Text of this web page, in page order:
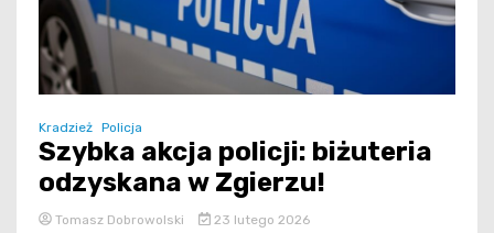
Kradzież Policja
Szybka akcja policji: biżuteria
odzyskana w Zgierzu!
Tomasz Dobrowolski 23 lutego 2026